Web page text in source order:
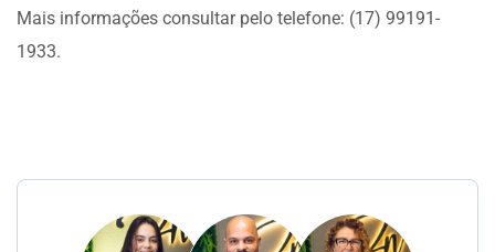
Mais informações consultar pelo telefone: (17) 99191-
1933.